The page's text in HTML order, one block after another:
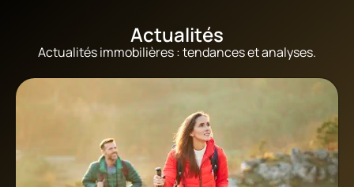
Actualités
Actualités immobilières : tendances et analyses.